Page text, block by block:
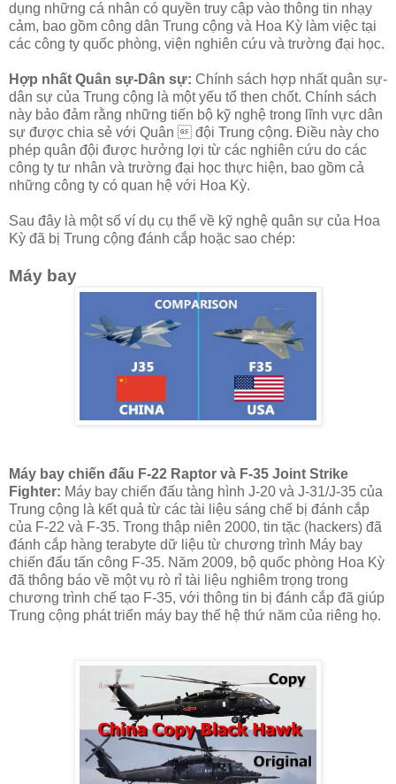
dụng những cá nhân có quyền truy cập vào thông tin nhạy
cảm, bao gồm công dân Trung cộng và Hoa Kỳ làm việc tại
các công ty quốc phòng, viện nghiên cứu và trường đại học.
Hợp nhất Quân sự-Dân sự: Chính sách hợp nhất quân sự-
dân sự của Trung cộng là một yếu tố then chốt. Chính sách
này bảo đảm rằng những tiến bộ kỹ nghệ trong lĩnh vực dân
sự được chia sẻ với Quân  đội Trung cộng. Điều này cho
phép quân đội được hưởng lợi từ các nghiên cứu do các
công ty tư nhân và trường đại học thực hiện, bao gồm cả
những công ty có quan hệ với Hoa Kỳ.
Sau đây là một số ví dụ cụ thể về kỹ nghệ quân sự của Hoa
Kỳ đã bị Trung cộng đánh cắp hoặc sao chép:
Máy bay
Máy bay chiến đấu F-22 Raptor và F-35 Joint Strike
Fighter: Máy bay chiến đấu tàng hình J-20 và J-31/J-35 của
Trung cộng là kết quả từ các tài liệu sáng chế bị đánh cắp
của F-22 và F-35. Trong thập niên 2000, tin tặc (hackers) đã
đánh cắp hàng terabyte dữ liệu từ chương trình Máy bay
chiến đấu tấn công F-35. Năm 2009, bộ quốc phòng Hoa Kỳ
đã thông báo về một vụ rò rỉ tài liệu nghiêm trọng trong
chương trình chế tạo F-35, với thông tin bị đánh cắp đã giúp
Trung cộng phát triển máy bay thế hệ thứ năm của riêng họ.